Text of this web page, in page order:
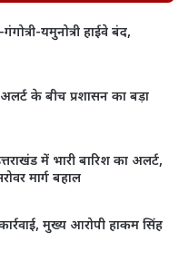
यमुनोत्री हाईवे बंद,
के बीच प्रशासन का बड़ा
में भारी बारिश का अलर्ट,
मार्ग बहाल
मुख्य आरोपी हाकम सिंह